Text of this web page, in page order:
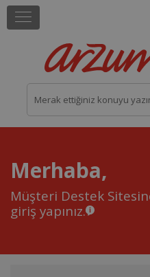
Merhaba,
Müşteri Destek
giriş yapınız.